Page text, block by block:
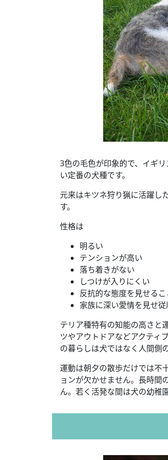
3色の毛色が印象的で、イギ
い定番の犬種です。
元来はキツネ狩り猟に活躍し
す。
性格は
明るい
テンションが高い
落ち着きがない
しつけが入りにくい
反抗的な態度を見せるこ
家族に深い愛情を見せ従
テリア種特有の知能の高さと
ツやアウトドアなどアクティ
の暮らしは犬ではなく人間側
運動は朝夕の散歩だけでは不
ョンが欠かせません。長時間
ん。若く活発な間は犬の幼稚